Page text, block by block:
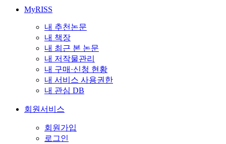
MyRISS
내 추천논문
내 책장
내 최근 본 논문
내 저작물관리
내 구매·신청 현황
내 서비스 사용권한
내 관심 DB
회원서비스
회원가입
로그인